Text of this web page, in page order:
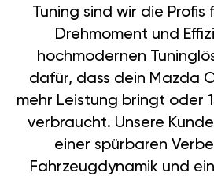
Tuning sind wir die Profis
Drehmoment und
hochmodernen
dafür, dass dein Mazda
mehr Leistung bringt oder
verbraucht. Unsere
einer spürbaren
Fahrzeugdynamik und